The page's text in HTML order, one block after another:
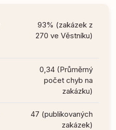
93% (zakázek z
270 ve Věstníku)
0,34 (Průměrný
počet chyb na
zakázku)
47 (publikovaných
zakázek)